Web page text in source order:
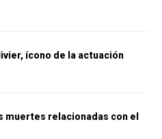
ícono de la actuación
muertes relacionadas con el